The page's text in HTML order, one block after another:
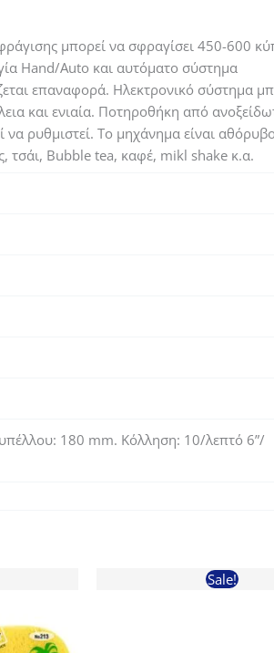
μπορεί να σφραγίσει 450-600
Hand/Auto και αυτόματο σύστημα
επαναφορά. Ηλεκτρονικό σύστημα
και ενιαία. Ποτηροθήκη από
να ρυθμιστεί. Το μηχάνημα είναι
τσάι, Bubble tea, καφέ, mikl shake κ.α.
180 mm. Κόλληση: 10/λεπτό 6”/
Sale!